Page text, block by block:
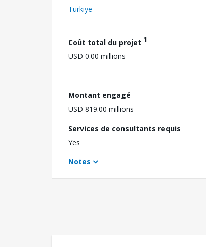
Turkiye
Coût total du projet 1
USD 0.00 millions
Montant engagé
USD 819.00 millions
Services de consultants requis
Yes
Notes